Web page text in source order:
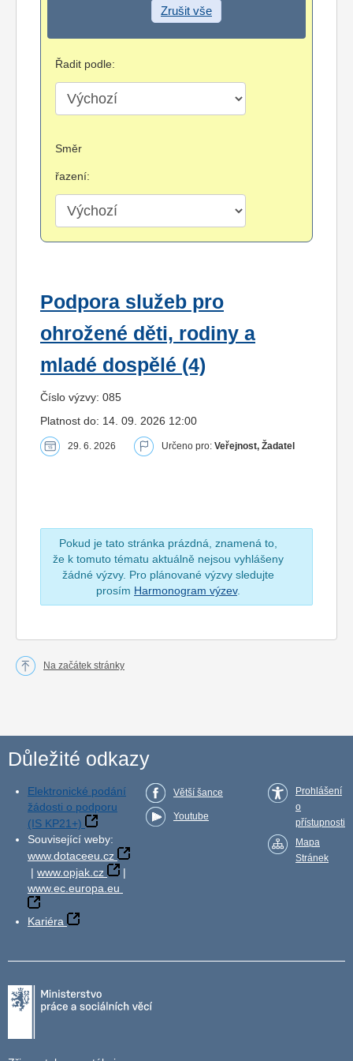
Zrušit vše
Řadit podle:
Směr
řazení:
Podpora služeb pro
ohrožené děti, rodiny a
mladé dospělé (4)
Číslo výzvy: 085
Platnost do: 14. 09. 2026 12:00
29. 6. 2026 Určeno pro: Veřejnost, Žadatel
Pokud je tato stránka prázdná, znamená to,
že k tomuto tématu aktuálně nejsou vyhlášeny
žádné výzvy. Pro plánované výzvy sledujte
prosím Harmonogram výzev.
Na začátek stránky
Důležité odkazy
Elektronické podání
žádosti o podporu
(IS KP21+)
Související weby:
www.dotaceeu.cz
| www.opjak.cz
|
www.ec.europa.eu
Kariéra
Větší šance
Youtube
Prohlášení
o
přístupnosti
Mapa
Stránek